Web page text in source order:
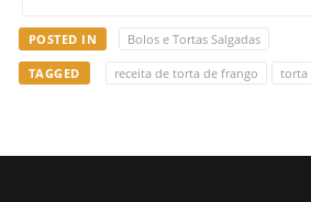
POSTED IN Bolos e Tortas Salgadas
TAGGED receita de torta de frango torta